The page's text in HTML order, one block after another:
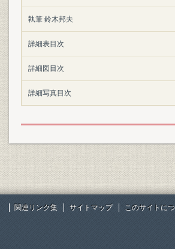
執筆 鈴木邦夫
詳細表目次
詳細図目次
詳細写真目次
関連リンク集 サイトマップ このサイトに